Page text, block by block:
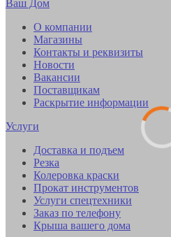
Ваш Дом
О компании
Магазины
Контакты и реквизиты
Новости
Вакансии
Поставщикам
Раскрытие информации
Услуги
Доставка и подъем
Резка
Колеровка краски
Прокат инструментов
Услуги спецтехники
Заказ по телефону
Крыша вашего дома